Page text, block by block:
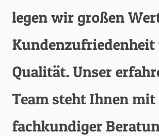
legen wir großen
Qualität. Unser
Team steht Ihnen mit
fachkundiger